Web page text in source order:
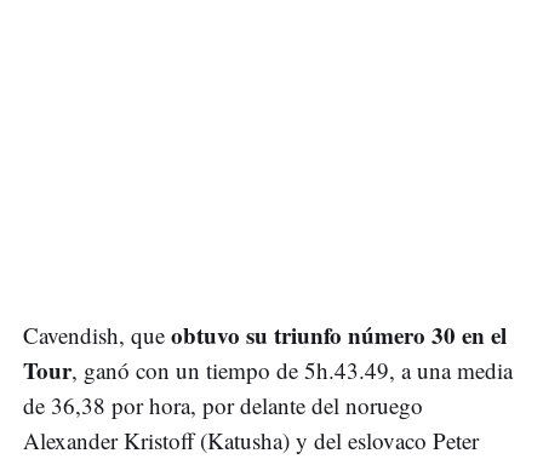
Cavendish, que obtuvo su triunfo número 30 en el
Tour, ganó con un tiempo de 5h.43.49, a una media
de 36,38 por hora, por delante del noruego
Alexander Kristoff (Katusha) y del eslovaco Peter